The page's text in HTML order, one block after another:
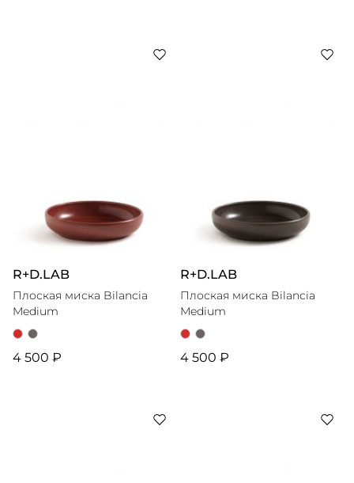
R+D.LAB
Плоская миска Bilancia
Medium
4 500 ₽
R+D.LAB
Плоская миска Bilancia
Medium
4 500 ₽